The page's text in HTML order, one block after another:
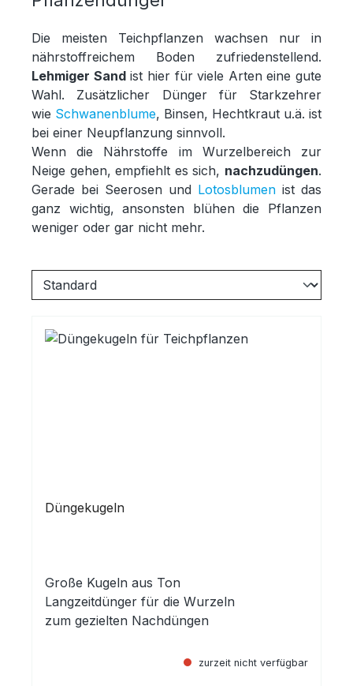
Die meisten Teichpflanzen wachsen nur in
nährstoffreichem Boden zufriedenstellend.
Lehmiger Sandist hier für viele Arten eine gute
Wahl. Zusätzlicher Dünger für Starkzehrer
wie Schwanenblume, Binsen, Hechtkraut u.ä. ist
bei einer Neupflanzung sinnvoll.
Wenn die Nährstoffe im Wurzelbereich zur
Neige gehen, empfiehlt es sich, nachzudüngen.
Gerade bei Seerosen und Lotosblumen ist das
ganz wichtig, ansonsten blühen die Pflanzen
weniger oder gar nicht mehr.
Düngekugeln
Große Kugeln aus Ton
Langzeitdünger für die Wurzeln
zum gezielten Nachdüngen
zurzeit nicht verfügbar